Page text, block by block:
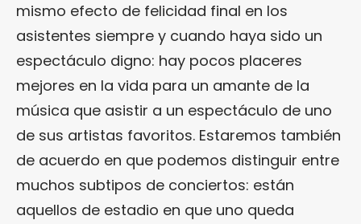
mismo efecto de felicidad final en los
asistentes siempre y cuando haya sido un
espectáculo digno: hay pocos placeres
mejores en la vida para un amante de la
música que asistir a un espectáculo de uno
de sus artistas favoritos. Estaremos también
de acuerdo en que podemos distinguir entre
muchos subtipos de conciertos: están
aquellos de estadio en que uno queda